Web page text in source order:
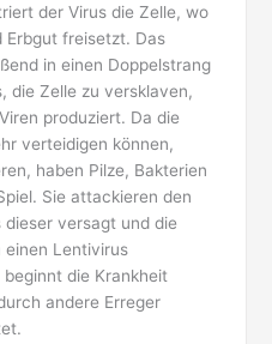
der Virus die Zelle, wo
Erbgut freisetzt. Das
in einen Doppelstrang
die Zelle zu versklaven,
produziert. Da die
verteidigen können,
haben Pilze, Bakterien
Sie attackieren den
dieser versagt und die
einen Lentivirus
die Krankheit
andere Erreger